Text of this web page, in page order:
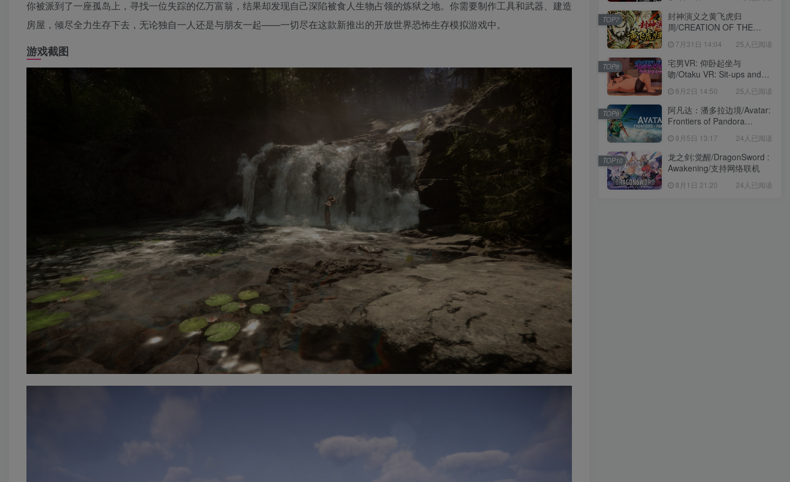
你被派到了一座孤岛上，寻找一位失踪的亿万富翁，结果却发现自己深陷被食人生物占领的炼狱之地。你需要制作工具和武器、建造
房屋，倾尽全力生存下去，无论独自一人还是与朋友一起——一切尽在这款新推出的开放世界恐怖生存模拟游戏中。
游戏截图
封神演义之黄飞虎归
周/CREATION OF THE
Passes
7月31日 14:04 25人已阅读
TOP7
宅男VR: 仰卧起坐与
吻/Otaku VR: Sit-ups and
8月2日 14:50 25人已阅读
TOP8
阿凡达：潘多拉边境/Avatar:
Frontiers of Pandora
8月5日 13:17 24人已阅读
TOP9
龙之剑:觉醒/DragonSword :
Awakening/支持网络联机
8月1日 21:20 24人已阅读
TOP10